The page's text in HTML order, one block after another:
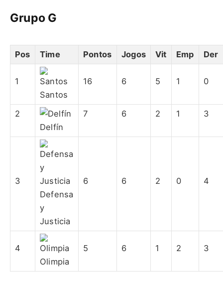
Grupo G
Pos Time Pontos Jogos Vit Emp Der
1
Santos
16 6 5 1 0
2
Delfín
7 6 2 1 3
3
Defensa
y
Justicia
6 6 2 0 4
4
Olimpia
5 6 1 2 3